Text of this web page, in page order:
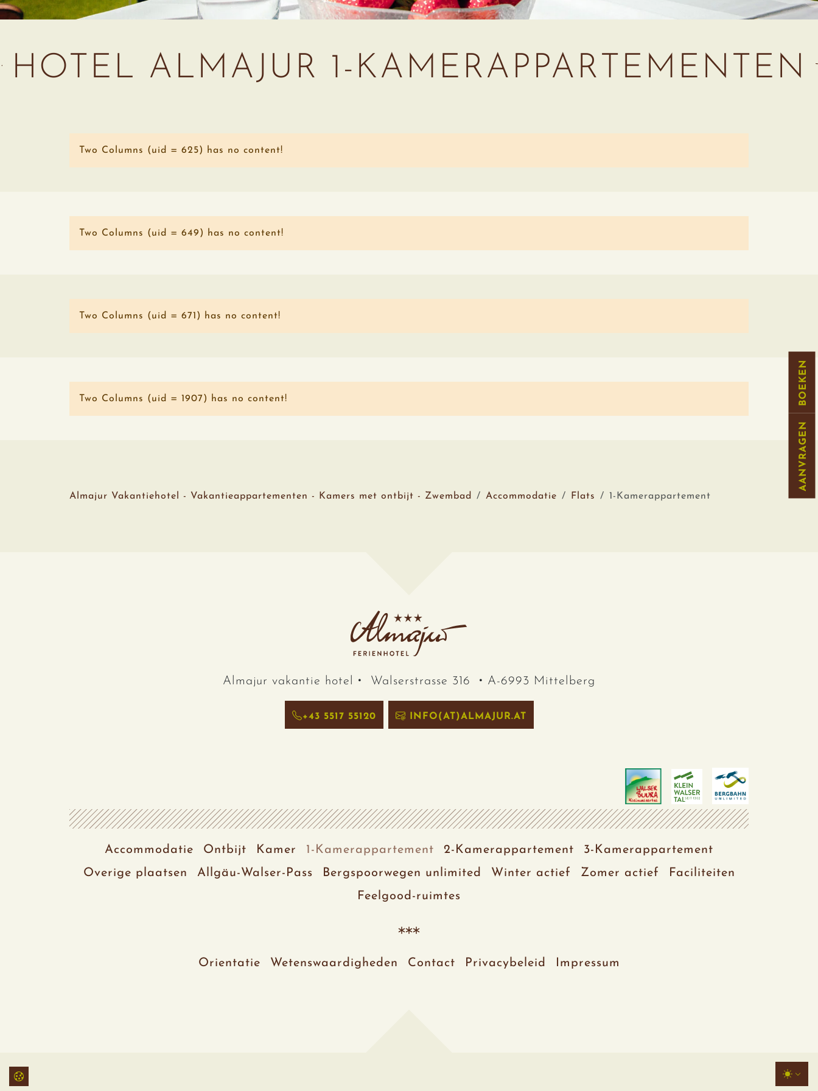
HOTEL ALMAJUR 1-KAMERAPPARTEMENTEN
Two Columns (uid = 625) has no content!
Two Columns (uid = 649) has no content!
Two Columns (uid = 671) has no content!
Two Columns (uid = 1907) has no content!
Almajur Vakantiehotel - Vakantieappartementen - Kamers met ontbijt - Zwembad Accommodatie Flats 1-Kamerappartement
AANVRAGEN
BOEKEN
Almajur vakantie hotel Walserstrasse 316 A-6993 Mittelberg
+43 5517 55120 INFO(AT)ALMAJUR.AT
Accommodatie Ontbijt Kamer 1-Kamerappartement 2-Kamerappartement
3-Kamerappartement
Overige plaatsen
Allgäu-Walser-Pass Bergspoorwegen unlimited Winter actief Zomer actief
Faciliteiten
Feelgood-ruimtes
Orientatie Wetenswaardigheden Contact Privacybeleid Impressum